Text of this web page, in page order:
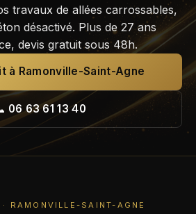
travaux de allées carrossables,
désactivé. Plus de 27 ans
devis gratuit sous 48h.
à Ramonville-Saint-Agne
06 63 61 13 40
RAMONVILLE-SAINT-AGNE